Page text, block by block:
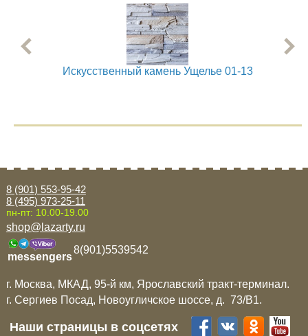
Искусственный камень Ущелье 01-13
8 (901) 553-95-42
8 (495) 973-25-11
пн-пт: 10.00-19.00
shop@lazarty.ru
messengers
8(901)5539542
г. Москва, МКАД, 95-й км, Ярославский тракт-терминал.
г. Сергиев Посад, Новоугличское шоссе, д. 73/B1.
Наши страницы в соцсетях
Дополнительные товары